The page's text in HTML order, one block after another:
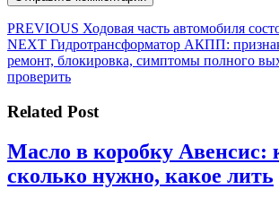
Навигация
по
записям
PREVIOUS Предыдущая
запись:
Ходовая часть автомобиля
NEXT Следующая
запись:
Гидротрансформатор АКПП:
ремонт, блокировка, симптомы полного
проверить
Related Post
Масло в коробку Авенсис:
сколько нужно, какое лить